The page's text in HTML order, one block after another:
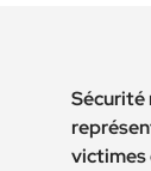
Sécurité
victimes